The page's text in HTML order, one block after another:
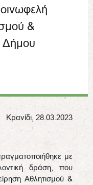
&
Δήμου
28.03.2023
με
δράση, που
Αθλητισμού &